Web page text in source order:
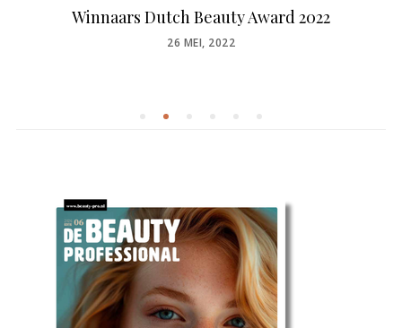
Winnaars Dutch Beauty Award 2022
POSTED
26 MEI, 2022